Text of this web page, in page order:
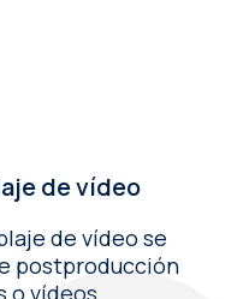
de vídeo
de vídeo se
postproducción
o vídeos